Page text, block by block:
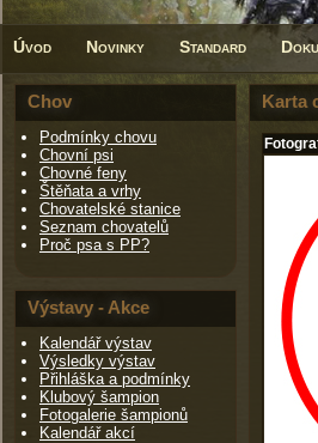
Úvod Novinky Standard
Chov
Podmínky chovu
Chovní psi
Chovné feny
Štěňata a vrhy
Chovatelské stanice
Seznam chovatelů
Proč psa s PP?
Výstavy - Akce
Kalendář výstav
Výsledky výstav
Přihláška a podmínky
Klubový šampion
Fotogalerie šampionů
Kalendář akcí
Karta